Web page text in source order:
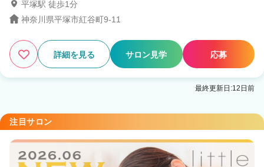
平塚駅 徒歩1分
神奈川県平塚市紅谷町9-11
詳細を見る サロン見学 応募
最終更新日:12日前
注目サロン